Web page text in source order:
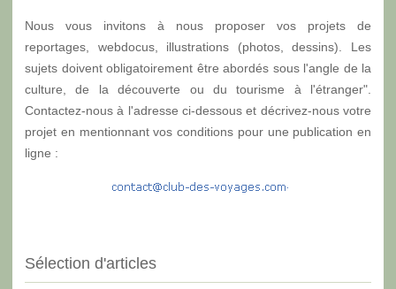
Nous vous invitons à nous proposer vos projets de
reportages, webdocus, illustrations (photos, dessins). Les
sujets doivent obligatoirement être abordés sous l'angle de la
culture, de la découverte ou du tourisme à l'étranger".
Contactez-nous à l'adresse ci-dessous et décrivez-nous votre
projet en mentionnant vos conditions pour une publication en
ligne :
Sélection d'articles